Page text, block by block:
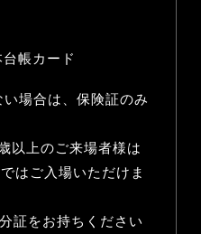
帳カード
場合は、保険証のみ
以上のご来場者様は
はご入場いただけま
証をお持ちください